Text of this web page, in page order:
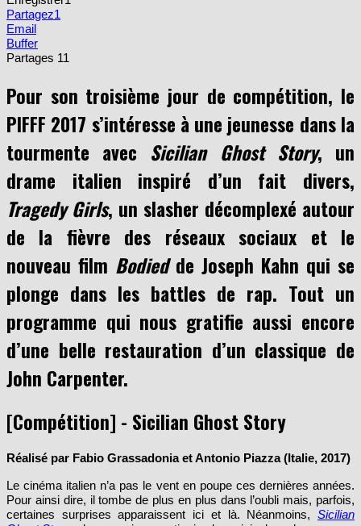
Partagez1
Email
Buffer
Partages 11
Pour son troisième jour de compétition, le
PIFFF 2017 s’intéresse à une jeunesse dans la
tourmente avec Sicilian Ghost Story, un
drame italien inspiré d’un fait divers,
Tragedy Girls, un slasher décomplexé autour
de la fièvre des réseaux sociaux et le
nouveau film Bodiedde Joseph Kahn qui se
plonge dans les battles de rap. Tout un
programme qui nous gratifie aussi encore
d’une belle restauration d’un classique de
John Carpenter.
[Compétition] - Sicilian Ghost Story
Réalisé par Fabio Grassadonia et Antonio Piazza (Italie, 2017)
Le cinéma italien n’a pas le vent en poupe ces dernières années.
Pour ainsi dire, il tombe de plus en plus dans l’oubli mais, parfois,
certaines surprises apparaissent ici et là. Néanmoins, Sicilian